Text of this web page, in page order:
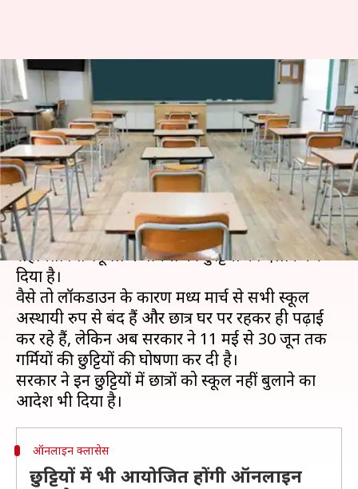
दिल्ली सरकार ने किया गर्मियों की
छुट्टियों का ऐलान, 30 जून तक बंद
रहेंगे स्कूल
लेखन मोना दीक्षित May 07, 2020 06:31 pm
क्या है खबर?
दिल्ली सरकार ने बीते बुधवार को सरकारी और सरकारी
सहायता प्राप्त स्कूलों में गर्मियों की छुट्टियों का ऐलान कर
दिया है।
वैसे तो लॉकडाउन के कारण मध्य मार्च से सभी स्कूल
अस्थायी रुप से बंद हैं और छात्र घर पर रहकर ही पढ़ाई
कर रहे हैं, लेकिन अब सरकार ने 11 मई से 30 जून तक
गर्मियों की छुट्टियों की घोषणा कर दी है।
सरकार ने इन छुट्टियों में छात्रों को स्कूल नहीं बुलाने का
ऑनलाइन क्लासेस
छुट्टियों में भी आयोजित होंगी ऑनलाइन